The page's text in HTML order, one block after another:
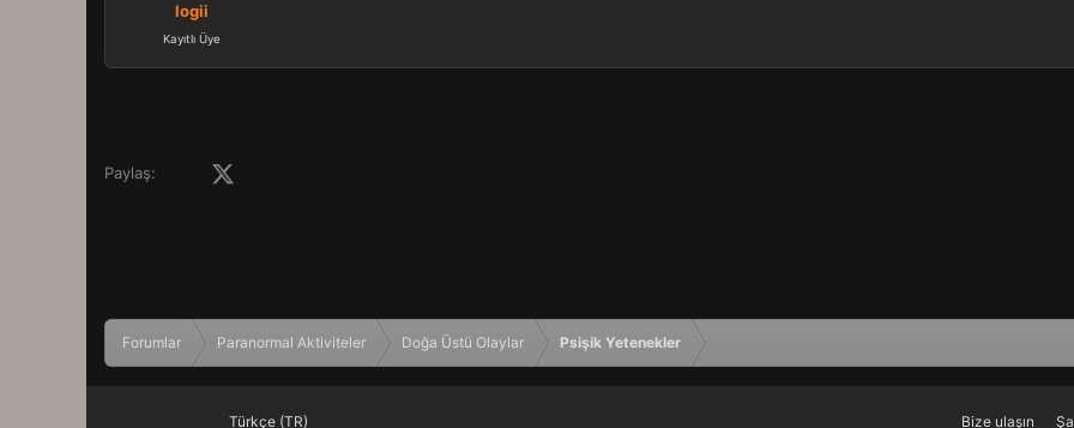
logii
Kayıtlı Üye
Paylaş: Facebook
Forumlar Paranormal Aktiviteler Doğa Üstü Olaylar Psişik Yetenekler
Türkçe (TR) Bize ulaşın